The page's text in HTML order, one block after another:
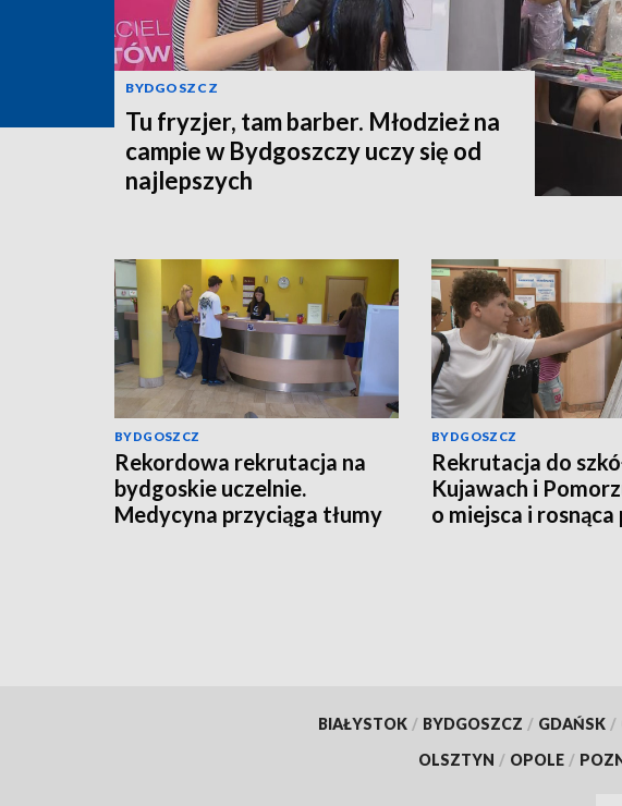
BYDGOSZCZ
Tu fryzjer, tam barber. Młodzież na
campie w Bydgoszczy uczy się od
najlepszych
BYDGOSZCZ
Rekordowa rekrutacja na
bydgoskie uczelnie.
Medycyna przyciąga tłumy
BYDGOSZCZ
Rekrutacja do
Kujawach i
o miejsca i rosnąca
BIAŁYSTOK / BYDGOSZCZ / GDAŃSK /
OLSZTYN / OPOLE /